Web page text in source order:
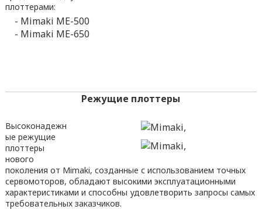
плоттерами:
- Mimaki МЕ-500
- Mimaki МЕ-650
Режущие плоттеры
Высоконадежн
ые режущие
плоттеры
нового
поколения от Mimaki, созданные с использованием точных
сервомоторов, обладают высокими эксплуатационными
характеристиками и способны удовлетворить запросы самых
требовательных заказчиков.